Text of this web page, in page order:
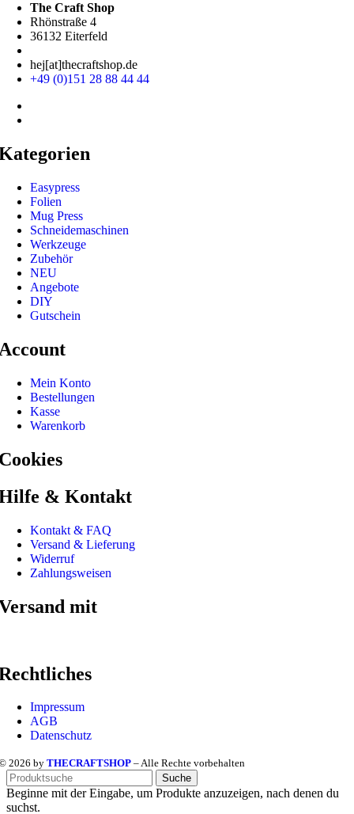
The Craft Shop
Rhönstraße 4
36132 Eiterfeld
hej[at]thecraftshop.de
+49 (0)151 28 88 44 44
Easypress
Folien
Mug Press
Schneidemaschinen
Werkzeuge
Zubehör
NEU
Angebote
DIY
Gutschein
Mein Konto
Bestellungen
Kasse
Warenkorb
& Kontakt
Kontakt & FAQ
Versand & Lieferung
Widerruf
Zahlungsweisen
mit
Impressum
AGB
Datenschutz
2026 by THECRAFTSHOP – Alle Rechte vorbehalten
Suche
Beginne mit der Eingabe, um Produkte anzuzeigen, nach denen du
suchst.